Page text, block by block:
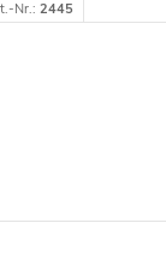
Nr.: 2445